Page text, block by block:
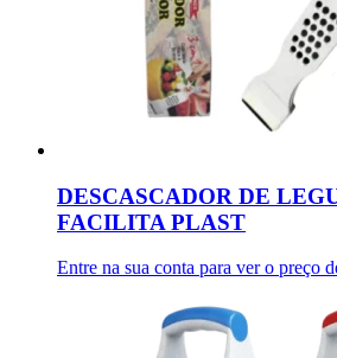
DESCASCADOR DE
FACILITA PLAST
Entre na sua conta para ver o preço